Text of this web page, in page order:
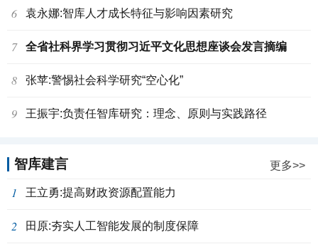
思想先声
6 袁永娜:智库人才成长特征与影响因素研究
7 全省社科界学习贯彻习近平文化思想座谈会发言摘编
8 张苹:警惕社会科学研究“空心化”
9 王振宇:负责任智库研究：理念、原则与实践路径
智库建言 更多>>
1 王立勇:提高财政资源配置能力
2 田原:夯实人工智能发展的制度保障